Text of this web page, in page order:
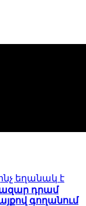
եղանակ է
դրամ
գողանում